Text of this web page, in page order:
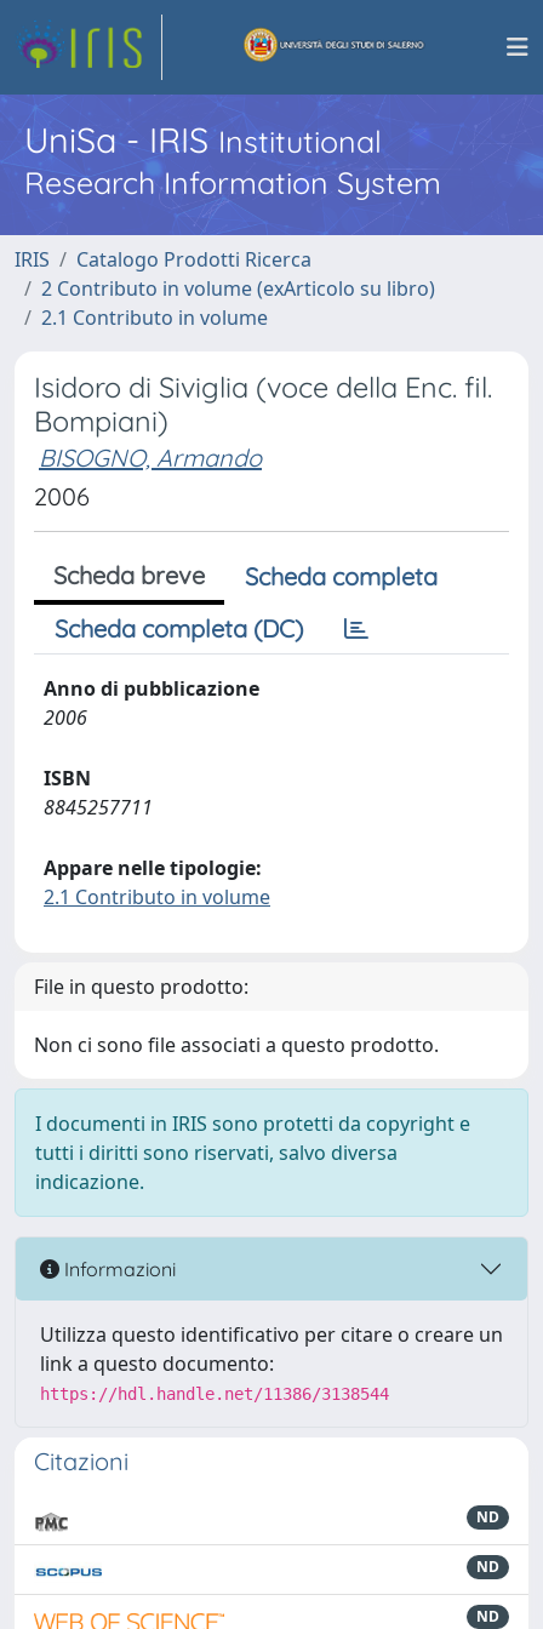
UniSa - IRISInstitutional
Research Information System
IRIS
Catalogo Prodotti Ricerca
2 Contributo in volume (exArticolo su libro)
2.1 Contributo in volume
Isidoro di Siviglia (voce della Enc. fil.
Bompiani)
BISOGNO, Armando
2006
Scheda breve
Scheda completa
Scheda completa (DC)
Anno di pubblicazione
2006
ISBN
8845257711
Appare nelle tipologie:
2.1 Contributo in volume
File in questo prodotto:
Non ci sono file associati a questo prodotto.
I documenti in IRIS sono protetti da copyright e
tutti i diritti sono riservati, salvo diversa
indicazione.
Informazioni
Utilizza questo identificativo per citare o creare un
link a questo documento:
https://hdl.handle.net/11386/3138544
Citazioni
ND
ND
ND